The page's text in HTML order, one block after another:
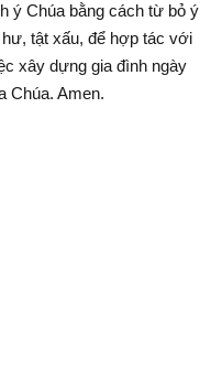
ý Chúa bằng cách từ bỏ ý
tật xấu, để hợp tác với
xây dựng gia đình ngày
Chúa. Amen.